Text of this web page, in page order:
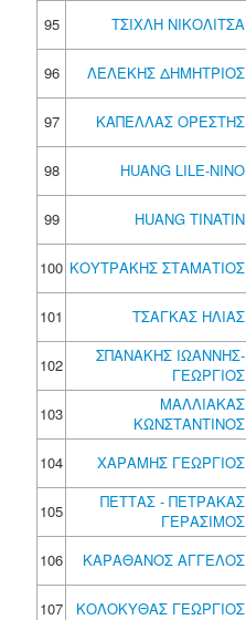
95
ΤΣΙΧΛΗ ΝΙΚΟΛΙΤΣΑ
96
ΛΕΛΕΚΗΣ ΔΗΜΗΤΡΙΟΣ
97 ΚΑΠΕΛΛΑΣ ΟΡΕΣΤΗΣ
98
HUANG LILE-NINO
99
HUANG TINATIN
100 ΚΟΥΤΡΑΚΗΣ ΣΤΑΜΑΤΙΟΣ
101
ΤΣΑΓΚΑΣ ΗΛΙΑΣ
102
ΣΠΑΝΑΚΗΣ ΙΩΑΝΝΗΣ-
ΓΕΩΡΓΙΟΣ
103
ΜΑΛΛΙΑΚΑΣ
ΚΩΝΣΤΑΝΤΙΝΟΣ
104
ΧΑΡΑΜΗΣ ΓΕΩΡΓΙΟΣ
105
ΠΕΤΤΑΣ - ΠΕΤΡΑΚΑΣ
ΓΕΡΑΣΙΜΟΣ
106
ΚΑΡΑΘΑΝΟΣ ΑΓΓΕΛΟΣ
107
ΚΟΛΟΚΥΘΑΣ ΓΕΩΡΓΙΟΣ